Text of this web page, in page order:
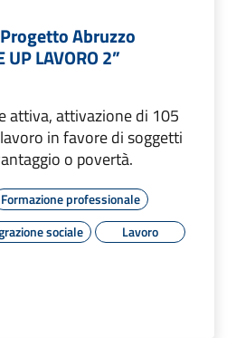
Abruzzo
LAVORO 2”
attiva, attivazione di 105
in favore di soggetti
o povertà.
Formazione professionale
sociale Lavoro